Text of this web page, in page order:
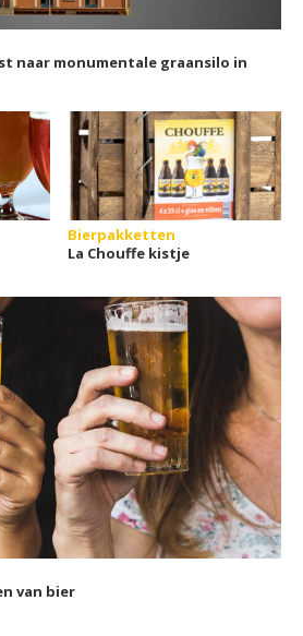
naar monumentale graansilo in
Bierpakketten
La Chouffe kistje
van bier